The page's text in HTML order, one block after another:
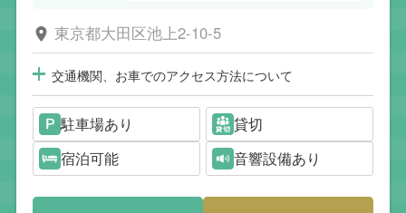
東京都大田区池上2-10-5
交通機関、お車でのアクセス方法について
駐車場あり
貸切
宿泊可能
音響設備あり